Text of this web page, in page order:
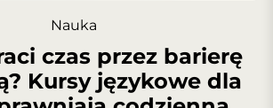
Nauka
czas przez barierę
Kursy językowe dla